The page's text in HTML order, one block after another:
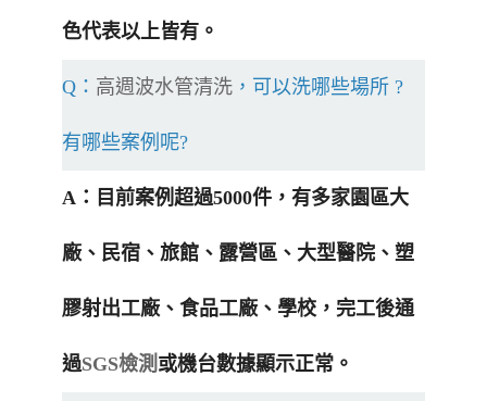
色代表以上皆有。
Q： 高週波水管清洗 ，可以洗哪些場所 ?
有哪些案例呢?
A：目前案例超過5000件，有多家園區大
廠、民宿、旅館、露營區、大型醫院、塑
膠射出工廠、食品工廠、學校，完工後通
過SGS檢測 或機台數據顯示正常。